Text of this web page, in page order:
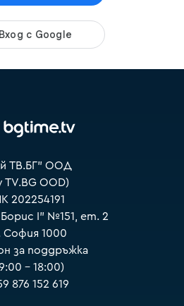
ТВ.БГ" ООД
TV.BG OOD)
202254191
Борис I" №151, ет. 2
София 1000
за поддръжка
– 18:00)
876 152 619